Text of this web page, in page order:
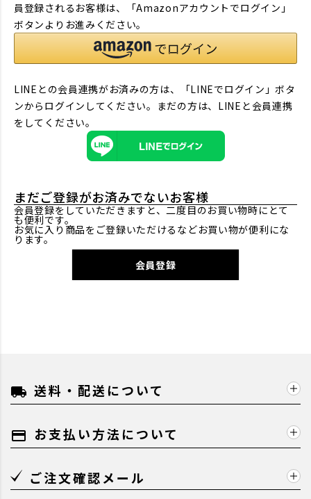
員登録されるお客様は、「Amazonアカウントでログイン」
ボタンよりお進みください。
LINEとの会員連携がお済みの方は、「LINEでログイン」ボタ
ンからログインしてください。まだの方は、 LINEと会員連携
をしてください。
まだご登録がお済みでないお客様
会員登録をしていただきますと、二度目のお買い物時にとて
も便利です。
お気に入り商品をご登録いただけるなどお買い物が便利にな
ります。
会員登録
local_shipping 送料・配送について
payment お支払い方法について
ご注文確認メール